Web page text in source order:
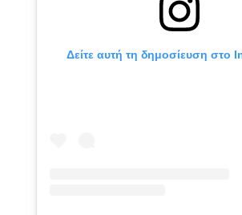
Δείτε αυτή τη δημοσίευση στο